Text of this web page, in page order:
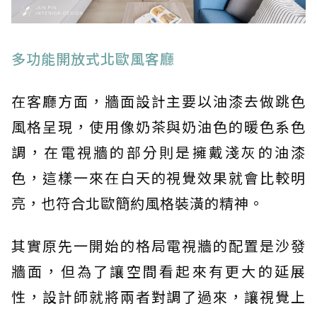
多功能開放式北歐風客廳
在客廳方面，牆面設計主要以油漆去做跳色
風格呈現，使用像奶茶與奶油色的暖色系色
調，在電視牆的部分則是擁戴淺灰的油漆
色，這樣一來在白天的視覺效果就會比較明
亮，也符合北歐簡約風格裝潢的精神。
其實原先一開始的格局電視牆的配置是沙發
牆面，但為了讓空間看起來有更大的延展
性，設計師就將兩者對調了過來，讓視覺上